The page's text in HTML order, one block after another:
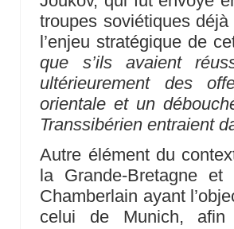
troupes soviétiques
l’enjeu stratégique de
que s’ils avaient
ultérieurement des
orientale et un
Transsibérien entraient
Autre élément du
la Grande-Bretagne
Chamberlain ayant
celui de Munich, afin